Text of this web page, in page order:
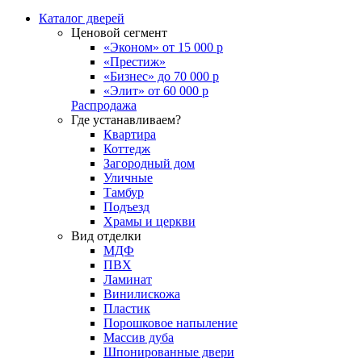
Каталог дверей
Ценовой сегмент
«Эконом» от 15 000 р
«Престиж»
«Бизнес» до 70 000 р
«Элит» от 60 000 р
Распродажа
Где устанавливаем?
Квартира
Коттедж
Загородный дом
Уличные
Тамбур
Подъезд
Храмы и церкви
Вид отделки
МДФ
ПВХ
Ламинат
Винилискожа
Пластик
Порошковое напыление
Массив дуба
Шпонированные двери